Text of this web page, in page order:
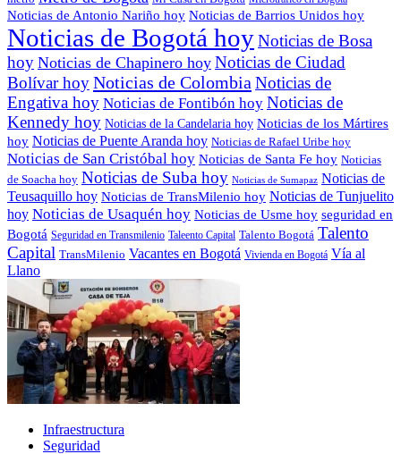
Noticias de Antonio Nariño hoy Noticias de Barrios Unidos hoy
Noticias de Bogotá hoyNoticias de Bosa
hoy Noticias de Chapinero hoy Noticias de Ciudad
Bolívar hoyNoticias de Colombia Noticias de
Engativa hoy Noticias de Fontibón hoy Noticias de
Kennedy hoy Noticias de la Candelaria hoy Noticias de los Mártires
hoy Noticias de Puente Aranda hoy Noticias de Rafael Uribe hoy
Noticias de San Cristóbal hoy Noticias de Santa Fe hoy Noticias
de Soacha hoy Noticias de Suba hoy Noticias de Sumapaz Noticias de
Teusaquillo hoy Noticias de TransMilenio hoy Noticias de Tunjuelito
hoy Noticias de Usaquén hoy Noticias de Usme hoy seguridad en
Bogotá Seguridad en Transmilenio Taleento Capital Talento Bogotá Talento
Capital TransMilenio Vacantes en Bogotá Vivienda en Bogotá Vía al
Llano
Infraestructura
Seguridad